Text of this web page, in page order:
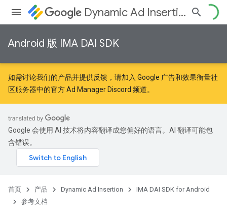
Dynamic Ad Insertion
Android 版 IMA DAI SDK
如需讨论我们的产品并提供反馈，请加入 Google 广告和效果衡量社
区服务器中的官方 Ad Manager Discord 频道。
Google 会使用 AI 技术将内容翻译成您偏好的语言。AI 翻译可能包
含错误。
首页 产品 Dynamic Ad Insertion
IMA DAI SDK for Android
参考文档